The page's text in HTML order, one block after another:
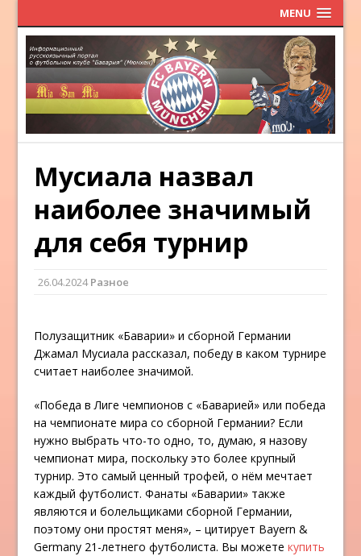
MENU
Мусиала назвал
наиболее значимый
для себя турнир
26.04.2024Разное
Полузащитник «Баварии» и сборной Германии
Джамал Мусиала рассказал, победу в каком турнире
считает наиболее значимой.
«Победа в Лиге чемпионов с «Баварией» или победа
на чемпионате мира со сборной Германии? Если
нужно выбрать что-то одно, то, думаю, я назову
чемпионат мира, поскольку это более крупный
турнир. Это самый ценный трофей, о нём мечтает
каждый футболист. Фанаты «Баварии» также
являются и болельщиками сборной Германии,
поэтому они простят меня», – цитирует Bayern &
Germany 21-летнего футболиста. Вы можетекупить